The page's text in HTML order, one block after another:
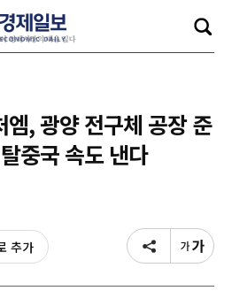
, 광양 전구체 공장 준
중국 속도 낸다
추가